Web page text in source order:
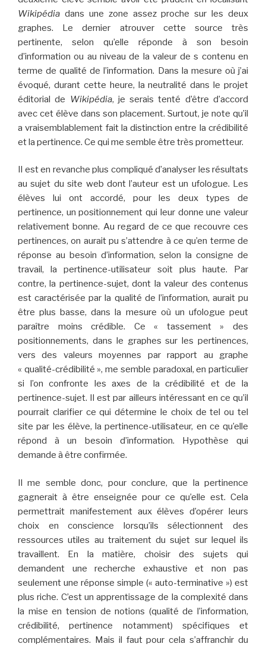
Wikipédia dans une zone assez proche sur les deux
graphes. Le dernier atrouver cette source très
pertinente, selon qu’elle réponde à son besoin
d’information ou au niveau de la valeur de s contenu en
terme de qualité de l’information. Dans la mesure où j’ai
évoqué, durant cette heure, la neutralité dans le projet
éditorial de Wikipédia, je serais tenté d’être d’accord
avec cet élève dans son placement. Surtout, je note qu’il
a vraisemblablement fait la distinction entre la crédibilité
et la pertinence. Ce qui me semble être très prometteur.
Il est en revanche plus compliqué d’analyser les résultats
au sujet du site web dont l’auteur est un ufologue. Les
élèves lui ont accordé, pour les deux types de
pertinence, un positionnement qui leur donne une valeur
relativement bonne. Au regard de ce que recouvre ces
pertinences, on aurait pu s’attendre à ce qu’en terme de
réponse au besoin d’information, selon la consigne de
travail, la pertinence-utilisateur soit plus haute. Par
contre, la pertinence-sujet, dont la valeur des contenus
est caractérisée par la qualité de l’information, aurait pu
être plus basse, dans la mesure où un ufologue peut
paraître moins crédible. Ce « tassement » des
positionnements, dans le graphes sur les pertinences,
vers des valeurs moyennes par rapport au graphe
« qualité-crédibilité », me semble paradoxal, en particulier
si l’on confronte les axes de la crédibilité et de la
pertinence-sujet. Il est par ailleurs intéressant en ce qu’il
pourrait clarifier ce qui détermine le choix de tel ou tel
site par les élève, la pertinence-utilisateur, en ce qu’elle
répond à un besoin d’information. Hypothèse qui
demande à être confirmée.
Il me semble donc, pour conclure, que la pertinence
gagnerait à être enseignée pour ce qu’elle est. Cela
permettrait manifestement aux élèves d’opérer leurs
choix en conscience lorsqu’ils sélectionnent des
ressources utiles au traitement du sujet sur lequel ils
travaillent. En la matière, choisir des sujets qui
demandent une recherche exhaustive et non pas
seulement une réponse simple (« auto-terminative ») est
plus riche. C’est un apprentissage de la complexité dans
la mise en tension de notions (qualité de l’information,
crédibilité, pertinence notamment) spécifiques et
complémentaires. Mais il faut pour cela s’affranchir du